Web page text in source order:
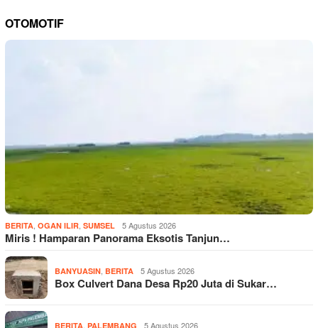
OTOMOTIF
BERITA OGAN ILIR SUMSEL 5 Agustus 2026
Miris ! Hamparan Panorama Eksotis Tanjun…
BANYUASIN BERITA 5 Agustus 2026
Box Culvert Dana Desa Rp20 Juta di Sukar…
BERITA PALEMBANG 5 Agustus 2026